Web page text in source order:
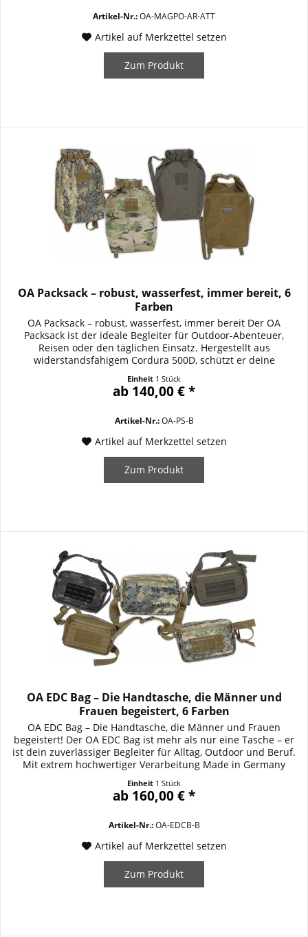
Artikel-Nr.:OA-MAGPO-AR-ATT
Artikel auf Merkzettel setzen
Zum Produkt
OA Packsack – robust, wasserfest, immer bereit, 6
Farben
OA Packsack – robust, wasserfest, immer bereit Der OA
Packsack ist der ideale Begleiter für Outdoor-Abenteuer,
Reisen oder den täglichen Einsatz. Hergestellt aus
widerstandsfähigem Cordura 500D, schützt er deine
Rollverschluss bleibt der Inhalt sicher verschlossen, während
das kleine Innenfach mit Reißverschluss...
Einheit 1 Stück
ab 140,00 € *
Artikel-Nr.:OA-PS-B
Artikel auf Merkzettel setzen
Zum Produkt
OA EDC Bag – Die Handtasche, die Männer und
Frauen begeistert, 6 Farben
OA EDC Bag – Die Handtasche, die Männer und Frauen
begeistert! Der OA EDC Bag ist mehr als nur eine Tasche – er
ist dein zuverlässiger Begleiter für Alltag, Outdoor und Beruf.
Mit extrem hochwertiger Verarbeitung Made in Germany
Robustheit und ein smartes Design, das keine Wünsche
offenlässt. Der breite, verstellbare...
Einheit 1 Stück
ab 160,00 € *
Artikel-Nr.:OA-EDCB-B
Artikel auf Merkzettel setzen
Zum Produkt